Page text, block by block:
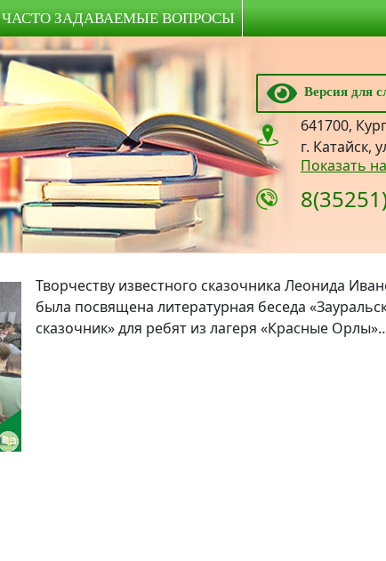
ЧАСТО ЗАДАВАЕМЫЕ ВОПРОСЫ
Версия для
641700,
г. Катайск,
Показать
Творчеству известного сказочника Леонида
была посвящена литературная беседа
сказочник» для ребят из лагеря «Красные